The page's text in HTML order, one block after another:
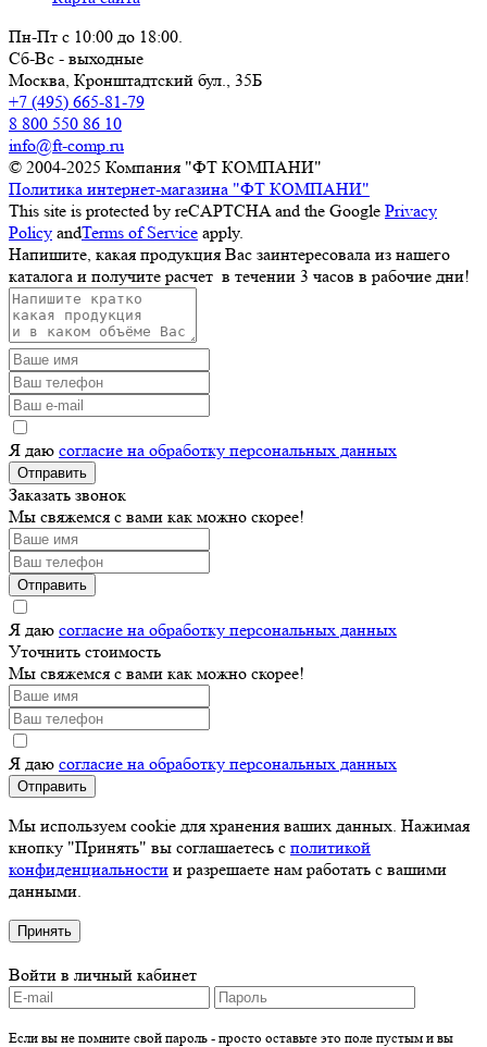
Пн-Пт с 10:00 до 18:00.
Сб-Вс - выходные
Москва, Кронштадтский бул., 35Б
+7 (495) 665-81-79
8 800 550 86 10
info@ft-comp.ru
© 2004-2025 Компания "ФТ КОМПАНИ"
Политика интернет-магазина "ФТ КОМПАНИ"
This site is protected by reCAPTCHA and the Google Privacy
Policy andTerms of Service apply.
Напишите, какая продукция Вас заинтересовала из нашего
каталога и получите расчет в течении 3 часов в рабочие дни!
Я даю согласие на обработку персональных данных
Отправить
Заказать звонок
Мы свяжемся с вами как можно скорее!
Отправить
Я даю согласие на обработку персональных данных
Уточнить стоимость
Мы свяжемся с вами как можно скорее!
Я даю согласие на обработку персональных данных
Отправить
Мы используем cookie для хранения ваших данных. Нажимая
кнопку "Принять" вы соглашаетесь с политикой
конфиденциальности и разрешаете нам работать с вашими
данными.
Принять
Войти в личный кабинет
Если вы не помните свой пароль - просто оставьте это поле пустым и вы